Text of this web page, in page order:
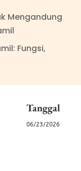
Mengandung
Fungsi,
Tanggal
06/23/2026